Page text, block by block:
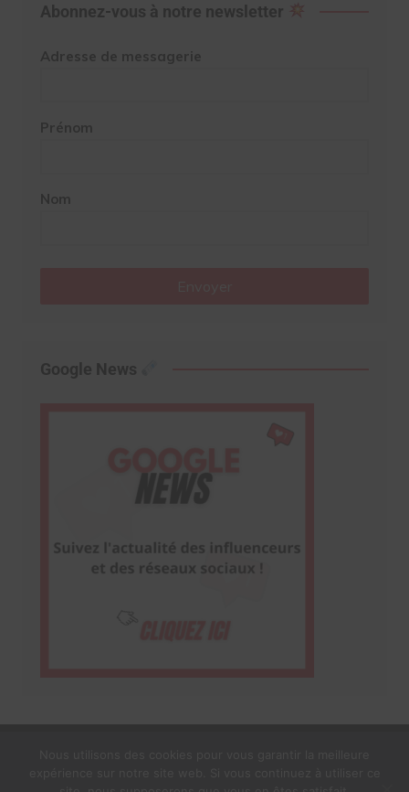
Abonnez-vous à notre newsletter
Adresse de messagerie
Prénom
Nom
Google News